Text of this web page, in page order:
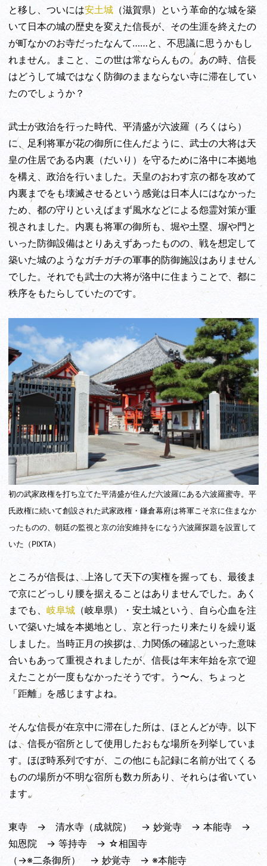
と移し、ついには安土城 （滋賀県）という革命的な城を築
いて日本の城の歴史を変えた信長が、その生涯を終えたの
が町なかのお寺だったなんて……と、不思議に思うかもし
れません。まこと、この世は常ならんもの。あの時、信長
はどうして城ではなく防御のままならない寺に滞在してい
たのでしょうか？
武士が政治を行った時代、平清盛が六波羅（ろくはら）
に、足利将軍が花の御所に住んだように、武士の大将は天
皇の住居である内裏（だいり）を守るために洛中に本拠地
を構え、政治を行いました。天皇のおわす京の都を攻めて
内裏までをも壊滅させるという感覚は日本人にはなかった
ため、都の守りといえばまず風水などによる怨霊対策が重
視されました。内裏も将軍の御所も、堀や土塁、塀や門と
いった防御設備はとりあえずあったものの、戦を想定して
築いた城のようなガチガチの軍事的防御施設はありません
でした。それでも武士の大将が洛中に住まうことで、都に
秩序をもたらしていたのです。
初の武家政権を打ち立てた平清盛が住んだ六波羅にある六波羅蜜寺。平
氏政権に続いて創設された武家政権・鎌倉幕府は将軍こそ京に住まなか
ったものの、朝廷の監視と京の治安維持をになう六波羅探題を設置して
いた（PIXTA）
ところが信長は、上洛して天下の実権を握っても、最後ま
で京にどっしり腰を据えることはありませんでした。あく
までも、 岐阜城 （岐阜県）・安土城という、自ら心血を注
いで築いた城を本拠地とし、京と行ったり来たりを繰り返
しました。当時正月の挨拶は、力関係の確認といった意味
合いもあって重視されましたが、信長は年末年始を京で迎
えたことが一度もなかったそうです。う〜ん、ちょっと
「距離」を感じますよね。
そんな信長が在京中に滞在した所は、ほとんどが寺。以下
は、信長が宿所として使用したおもな場所を列挙していま
す。ほぼ時系列ですが、この他にも記録に名前が出てくる
ものの場所が不明な宿所も数カ所あり、それらは省いてい
ます。
東寺 → 清水寺（成就院） → 妙覚寺 → 本能寺 →
知恩院 → 等持寺 → ☆相国寺
（→※二条御所） → 妙覚寺 → ※本能寺